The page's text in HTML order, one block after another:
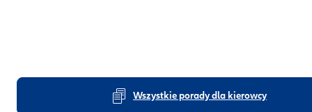
Wszystkie porady dla kierowcy